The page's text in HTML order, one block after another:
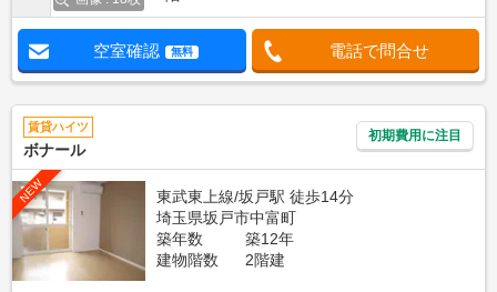
空室確認 無料 電話で問合せ
賃貸ハイツ
ボナール
初期費用に注目
NEW
東武東上線/坂戸駅 徒歩14分
埼玉県坂戸市中富町
築年数
築12年
建物階数
2階建